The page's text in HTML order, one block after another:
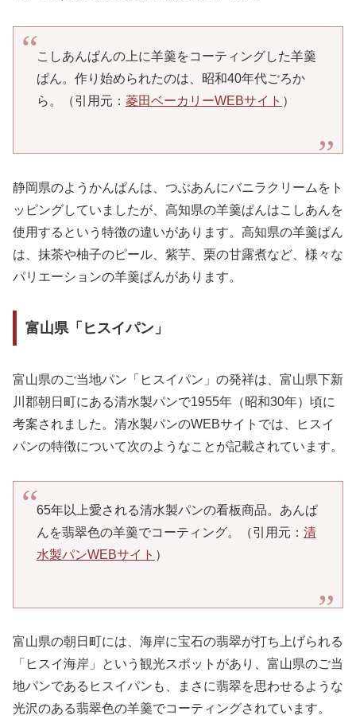
こしあんぱんの上に羊羹をコーティングした羊羹
ぱん。作り始められたのは、昭和40年代ごろか
ら。（引用元： 菱田ベーカリーWEBサイト ）
静岡県のようかんぱんは、つぶあんにバニラクリームをト
ッピングしていましたが、高知県の羊羹ぱんはこしあんを
使用するという特徴の違いがあります。高知県の羊羹ぱん
は、抹茶や柚子のピール、紫芋、栗の甘露煮など、様々な
パリエーションの羊羹ぱんがあります。
富山県「ヒスイパン」
富山県のご当地パン「ヒスイパン」の発祥は、富山県下新
川郡朝日町にある清水製パンで1955年（昭和30年）頃に
考案されました。清水製パンのWEBサイトでは、ヒスイ
パンの特徴について次のようなことが記載されています。
65年以上愛される清水製パンの看板商品。あんぱ
んを翡翠色の羊羹でコーティング。（引用元： 清
水製パンWEBサイト ）
富山県の朝日町には、海岸に宝石の翡翠が打ち上げられる
「ヒスイ海岸」という観光スポットがあり、富山県のご当
地パンであるヒスイパンも、まさに翡翠を思わせるような
光沢のある翡翠色の羊羹でコーティングされています。